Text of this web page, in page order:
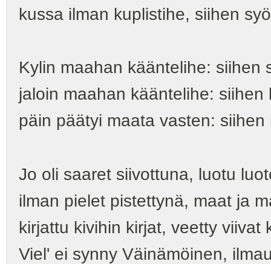
kussa ilman kuplistihe, siihen
Kylin maahan kääntelihe: siihen
jaloin maahan kääntelihe: siihen
päin päätyi maata vasten: siihen
Jo oli saaret siivottuna, luotu
ilman pielet pistettynä, maat ja
kirjattu kivihin kirjat, veetty viivat
Viel' ei synny Väinämöinen,